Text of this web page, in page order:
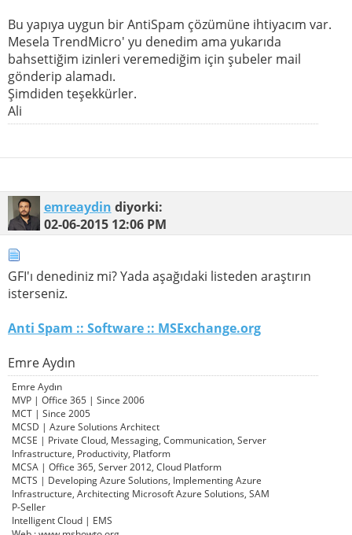
Bu yapıya uygun bir AntiSpam çözümüne ihtiyacım var.
Mesela TrendMicro' yu denedim ama yukarıda
bahsettiğim izinleri veremediğim için şubeler mail
gönderip alamadı.
Şimdiden teşekkürler.
Ali
emreaydin diyorki:
02-06-2015 12:06 PM
GFI'ı denediniz mi? Yada aşağıdaki listeden araştırın
isterseniz.
Anti Spam :: Software :: MSExchange.org
Emre Aydın
Emre Aydın
MVP | Office 365 | Since 2006
MCT | Since 2005
MCSD | Azure Solutions Architect
MCSE | Private Cloud, Messaging, Communication, Server
Infrastructure, Productivity, Platform
MCSA | Office 365, Server 2012, Cloud Platform
MCTS | Developing Azure Solutions, Implementing Azure
Infrastructure, Architecting Microsoft Azure Solutions, SAM
P-Seller
Intelligent Cloud | EMS